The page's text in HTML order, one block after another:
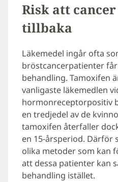
Risk att
tillbaka
Läkemedel ingår ofta
bröstcancerpatienter
behandling. Tamoxifen
vanligaste läkemedlen
hormonreceptorpositiv
en tredjedel av de
tamoxifen återfaller
en 15-årsperiod. Därför
olika metoder som kan
att dessa patienter kan
behandling istället.